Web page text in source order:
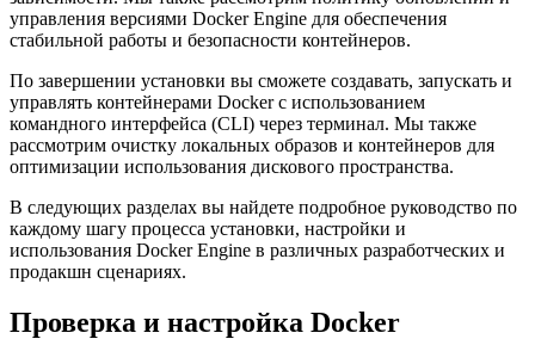
управления версиями Docker Engine для обеспечения
стабильной работы и безопасности контейнеров.
По завершении установки вы сможете создавать, запускать и
управлять контейнерами Docker с использованием
командного интерфейса (CLI) через терминал. Мы также
рассмотрим очистку локальных образов и контейнеров для
оптимизации использования дискового пространства.
В следующих разделах вы найдете подробное руководство по
каждому шагу процесса установки, настройки и
использования Docker Engine в различных разработческих и
продакшн сценариях.
Проверка и настройка Docker